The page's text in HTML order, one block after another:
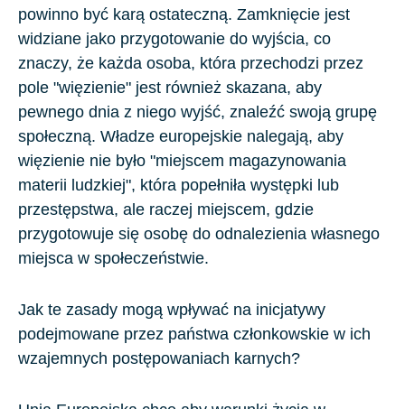
powinno być karą ostateczną. Zamknięcie jest
widziane jako przygotowanie do wyjścia, co
znaczy, że każda osoba, która przechodzi przez
pole "więzienie" jest również skazana, aby
pewnego dnia z niego wyjść, znaleźć swoją grupę
społeczną. Władze europejskie nalegają, aby
więzienie nie było "miejscem magazynowania
materii ludzkiej", która popełniła występki lub
przestępstwa, ale raczej miejscem, gdzie
przygotowuje się osobę do odnalezienia własnego
miejsca w społeczeństwie.
Jak te zasady mogą wpływać na inicjatywy
podejmowane przez państwa członkowskie w ich
wzajemnych postępowaniach karnych?